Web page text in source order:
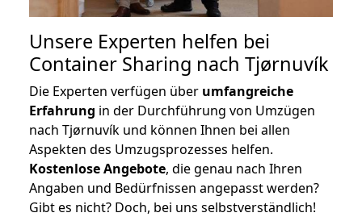
Unsere Experten helfen bei
Container Sharing nach Tjørnuvík
Die Experten verfügen über umfangreiche
Erfahrung in der Durchführung von Umzügen
nach Tjørnuvík und können Ihnen bei allen
Aspekten des Umzugsprozesses helfen.
Kostenlose Angebote, die genau nach Ihren
Angaben und Bedürfnissen angepasst werden?
Gibt es nicht? Doch, bei uns selbstverständlich!